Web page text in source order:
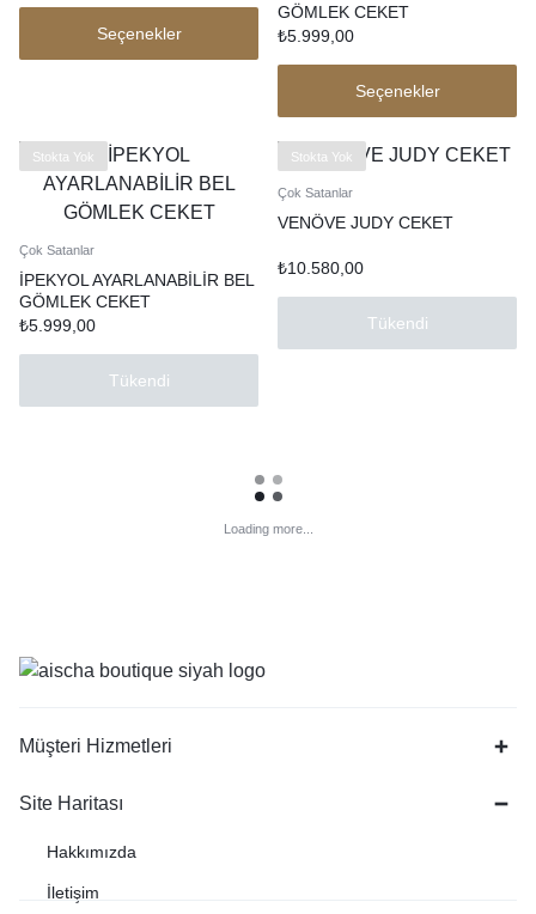
Seçenekler
GÖMLEK CEKET
₺5.999,00
Seçenekler
Stokta Yok
Çok Satanlar
İPEKYOL AYARLANABİLİR BEL
GÖMLEK CEKET
₺5.999,00
Tükendi
Stokta Yok
Çok Satanlar
VENÖVE JUDY CEKET
₺10.580,00
Tükendi
Loading more...
Müşteri Hizmetleri
Site Haritası
Hakkımızda
İletişim